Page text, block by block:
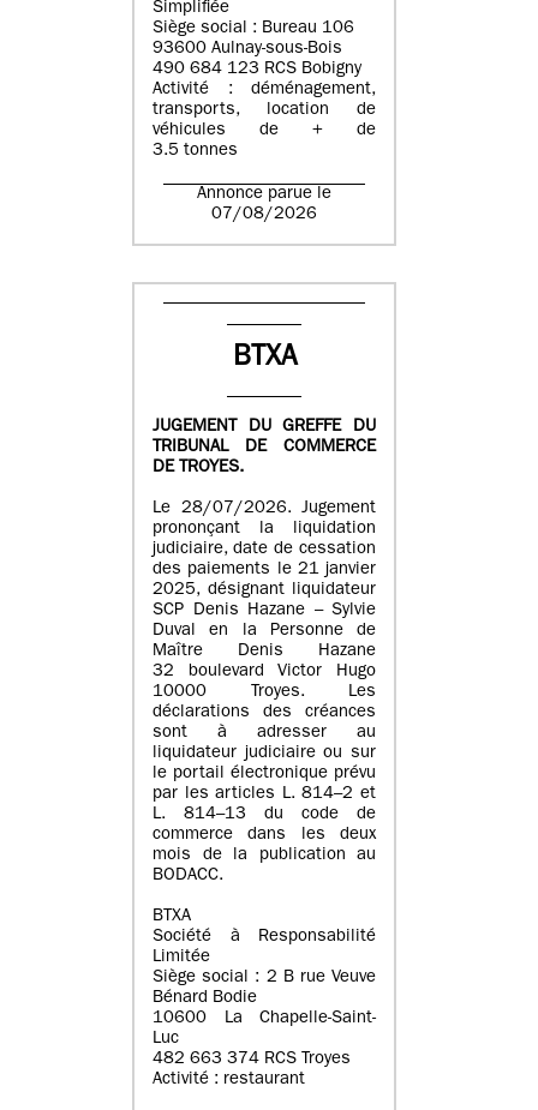
Simplifiée
Siège social : Bureau 106
93600 Aulnay-sous-Bois
490 684 123 RCS Bobigny
Activité : déménagement,
transports, location de
véhicules de + de
3.5 tonnes
Annonce parue le
07/08/2026
BTXA
JUGEMENT DU GREFFE DU
TRIBUNAL DE COMMERCE
DE TROYES.
Le 28/07/2026. Jugement
prononçant la liquidation
judiciaire, date de cessation
des paiements le 21 janvier
2025, désignant liquidateur
SCP Denis Hazane – Sylvie
Duval en la Personne de
Maître Denis Hazane
32 boulevard Victor Hugo
10000 Troyes. Les
déclarations des créances
sont à adresser au
liquidateur judiciaire ou sur
le portail électronique prévu
par les articles L. 814–2 et
L. 814–13 du code de
commerce dans les deux
mois de la publication au
BODACC.
BTXA
Société à Responsabilité
Limitée
Siège social : 2 B rue Veuve
Bénard Bodie
10600 La Chapelle-Saint-
Luc
482 663 374 RCS Troyes
Activité : restaurant